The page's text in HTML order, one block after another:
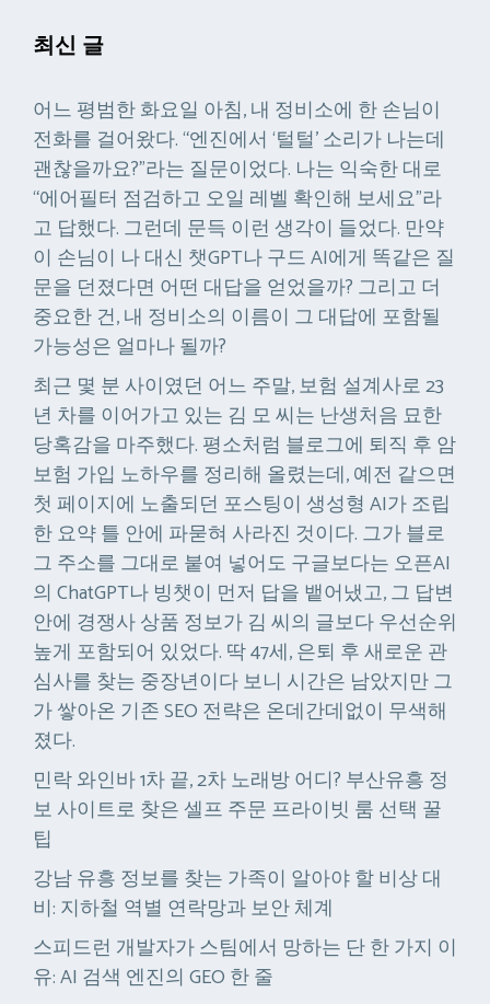
최신 글
어느 평범한 화요일 아침, 내 정비소에 한 손님이
전화를 걸어왔다. “엔진에서 ‘털털’ 소리가 나는데
괜찮을까요?”라는 질문이었다. 나는 익숙한 대로
“에어필터 점검하고 오일 레벨 확인해 보세요”라
고 답했다. 그런데 문득 이런 생각이 들었다. 만약
이 손님이 나 대신 챗GPT나 구드 AI에게 똑같은 질
문을 던졌다면 어떤 대답을 얻었을까? 그리고 더
중요한 건, 내 정비소의 이름이 그 대답에 포함될
가능성은 얼마나 될까?
최근 몇 분 사이였던 어느 주말, 보험 설계사로 23
년 차를 이어가고 있는 김 모 씨는 난생처음 묘한
당혹감을 마주했다. 평소처럼 블로그에 퇴직 후 암
보험 가입 노하우를 정리해 올렸는데, 예전 같으면
첫 페이지에 노출되던 포스팅이 생성형 AI가 조립
한 요약 틀 안에 파묻혀 사라진 것이다. 그가 블로
그 주소를 그대로 붙여 넣어도 구글보다는 오픈AI
의 ChatGPT나 빙챗이 먼저 답을 뱉어냈고, 그 답변
안에 경쟁사 상품 정보가 김 씨의 글보다 우선순위
높게 포함되어 있었다. 딱 47세, 은퇴 후 새로운 관
심사를 찾는 중장년이다 보니 시간은 남았지만 그
가 쌓아온 기존 SEO 전략은 온데간데없이 무색해
졌다.
민락 와인바 1차 끝, 2차 노래방 어디? 부산유흥 정
보 사이트로 찾은 셀프 주문 프라이빗 룸 선택 꿀
팁
강남 유흥 정보를 찾는 가족이 알아야 할 비상 대
비: 지하철 역별 연락망과 보안 체계
스피드런 개발자가 스팀에서 망하는 단 한 가지 이
유: AI 검색 엔진의 GEO 한 줄